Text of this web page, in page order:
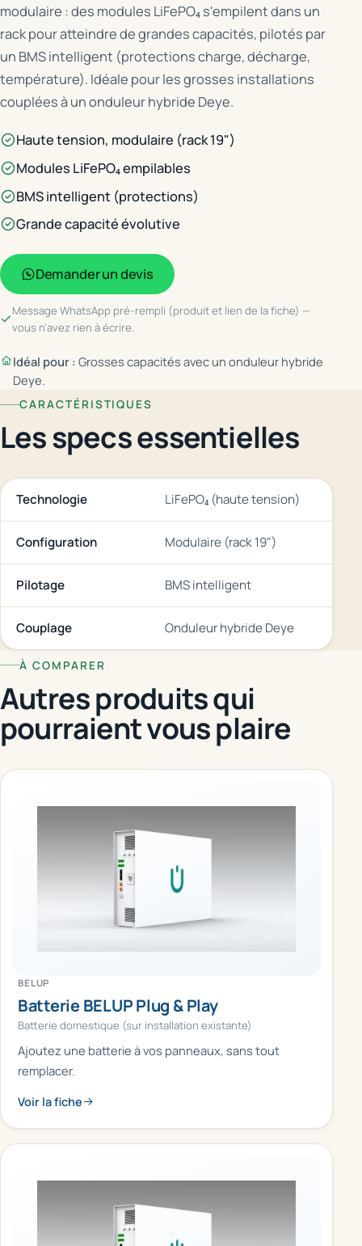
modulaire : des modules LiFePO₄ s'empilent dans un
rack pour atteindre de grandes capacités, pilotés par
un BMS intelligent (protections charge, décharge,
température). Idéale pour les grosses installations
couplées à un onduleur hybride Deye.
Haute tension, modulaire (rack 19")
Modules LiFePO₄ empilables
BMS intelligent (protections)
Grande capacité évolutive
Demander un devis
Message WhatsApp pré-rempli (produit et lien de la fiche) —
vous n'avez rien à écrire.
Idéal pour : Grosses capacités avec un onduleur hybride
Deye.
CARACTÉRISTIQUES
Les specs essentielles
Technologie LiFePO₄ (haute tension)
Configuration Modulaire (rack 19")
Pilotage BMS intelligent
Couplage Onduleur hybride Deye
À COMPARER
Autres produits qui
pourraient vous plaire
BELUP
Batterie BELUP Plug & Play
Batterie domestique (sur installation existante)
Ajoutez une batterie à vos panneaux, sans tout
remplacer.
Voir la fiche